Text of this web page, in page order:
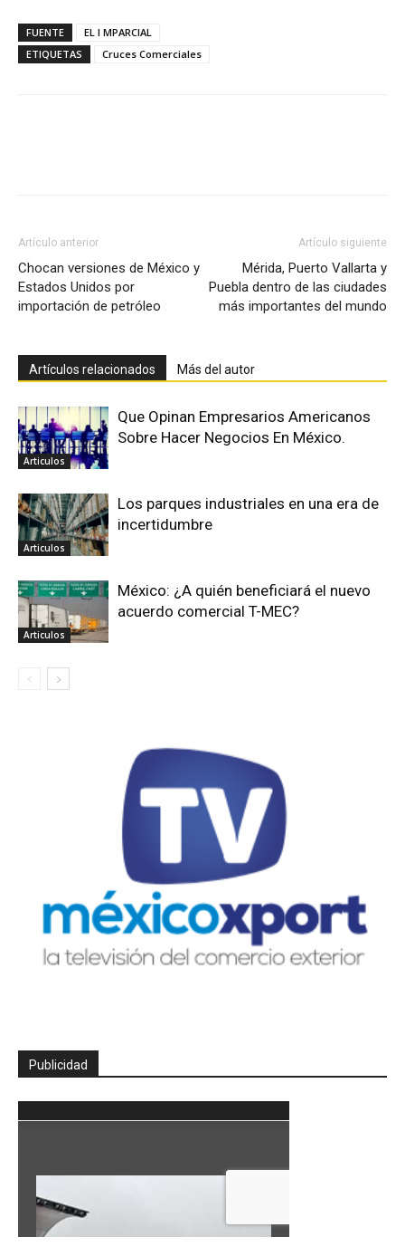
FUENTE
EL I MPARCIAL
ETIQUETAS
Cruces Comerciales
Artículo anterior
Chocan versiones de México y
Estados Unidos por
importación de petróleo
Artículo siguiente
Mérida, Puerto Vallarta y
Puebla dentro de las ciudades
más importantes del mundo
Artículos relacionados Más del autor
Articulos
Que Opinan Empresarios Americanos
Sobre Hacer Negocios En México.
Articulos
Los parques industriales en una era de
incertidumbre
Articulos
México: ¿A quién beneficiará el nuevo
acuerdo comercial T-MEC?
Publicidad